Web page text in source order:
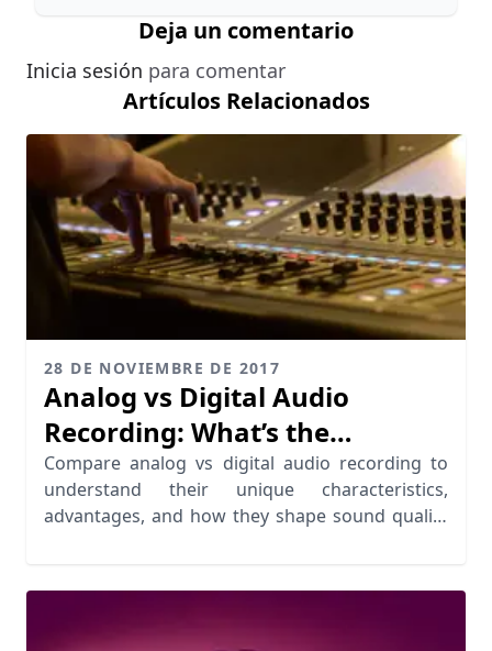
Deja un comentario
Inicia sesión para comentar
Artículos Relacionados
28 DE NOVIEMBRE DE 2017
Analog vs Digital Audio
Recording: What’s the
Difference?
Compare analog vs digital audio recording to
understand their unique characteristics,
advantages, and how they shape sound quality